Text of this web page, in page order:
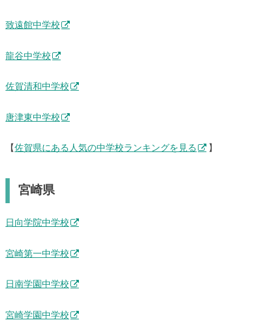
致遠館中学校
龍谷中学校
佐賀清和中学校
唐津東中学校
【 佐賀県にある人気の中学校ランキングを見る 】
宮崎県
日向学院中学校
宮崎第一中学校
日南学園中学校
宮崎学園中学校